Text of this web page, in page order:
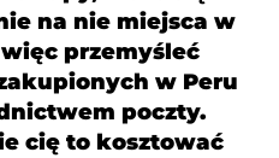
na nie miejsca w
przemyśleć
w Peru
poczty.
cię to kosztować